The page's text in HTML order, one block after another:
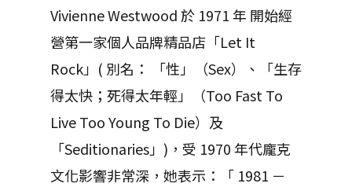
Vivienne Westwood 於 1971 年 開始經
營第一家個人品牌精品店「Let It
Rock」( 別名： 「性」（Sex）、「生存
得太快；死得太年輕」（Too Fast To
Live Too Young To Die）及
「Seditionaries」)，受 1970 年代龐克
文化影響非常深，她表示：「 1981 －